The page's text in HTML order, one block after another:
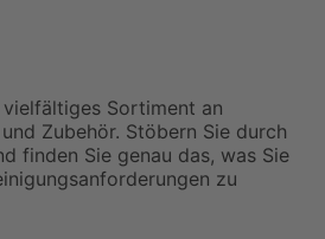
Sortiment an
Zubehör. Stöbern Sie durch
finden Sie genau das, was Sie
zu